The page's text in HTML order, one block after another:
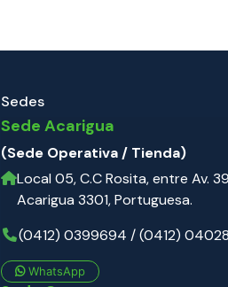
Sedes
Sede Acarigua
(Sede Operativa / Tienda)
Local 05, C.C Rosita, entre Av.
Acarigua 3301, Portuguesa.
(0412) 0399694 / (0412)
WhatsApp